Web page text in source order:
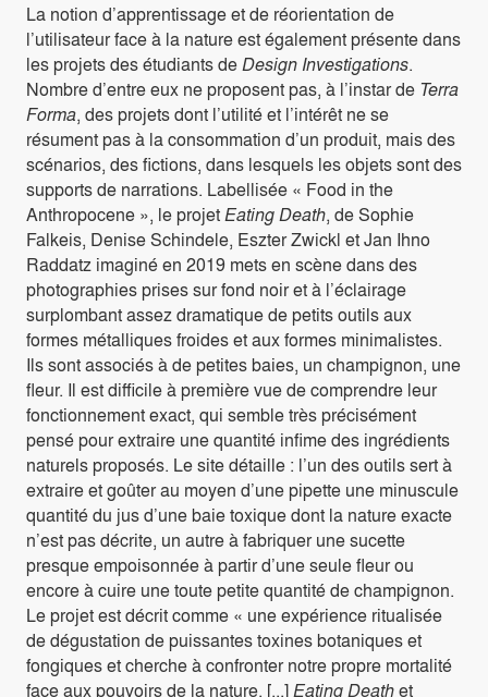
La notion d’apprentissage et de réorientation de
l’utilisateur face à la nature est également présente dans
les projets des étudiants deDesign Investigations.
Nombre d’entre eux ne proposent pas, à l’instar de Terra
Forma, des projets dont l’utilité et l’intérêt ne se
résument pas à la consommation d’un produit, mais des
scénarios, des fictions, dans lesquels les objets sont des
supports de narrations. Labellisée « Food in the
Anthropocene », le projetEating Death, de Sophie
Falkeis, Denise Schindele, Eszter Zwickl et Jan Ihno
Raddatz imaginé en 2019 mets en scène dans des
photographies prises sur fond noir et à l’éclairage
surplombant assez dramatique de petits outils aux
formes métalliques froides et aux formes minimalistes.
Ils sont associés à de petites baies, un champignon, une
fleur. Il est difficile à première vue de comprendre leur
fonctionnement exact, qui semble très précisément
pensé pour extraire une quantité infime des ingrédients
naturels proposés. Le site détaille : l’un des outils sert à
extraire et goûter au moyen d’une pipette une minuscule
quantité du jus d’une baie toxique dont la nature exacte
n’est pas décrite, un autre à fabriquer une sucette
presque empoisonnée à partir d’une seule fleur ou
encore à cuire une toute petite quantité de champignon.
Le projet est décrit comme « une expérience ritualisée
de dégustation de puissantes toxines botaniques et
fongiques et cherche à confronter notre propre mortalité
face aux pouvoirs de la nature. [...]Eating Deathet